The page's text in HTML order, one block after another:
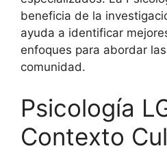
beneficia de la
ayuda a identificar
enfoques para abordar
comunidad.
Psicología
Contexto